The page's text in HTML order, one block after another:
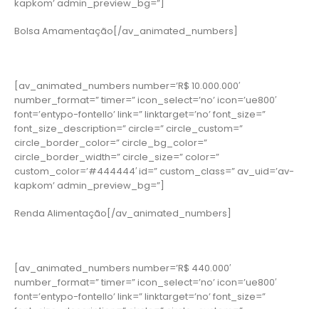
kapkom’ admin_preview_bg=”]
Bolsa Amamentação[/av_animated_numbers]
[av_animated_numbers number=’R$ 10.000.000′
number_format=” timer=” icon_select=’no’ icon=’ue800′
font=’entypo-fontello’ link=” linktarget=’no’ font_size=”
font_size_description=” circle=” circle_custom=”
circle_border_color=” circle_bg_color=”
circle_border_width=” circle_size=” color=”
custom_color=’#444444′ id=” custom_class=” av_uid=’av-
kapkom’ admin_preview_bg=”]
Renda Alimentação[/av_animated_numbers]
[av_animated_numbers number=’R$ 440.000′
number_format=” timer=” icon_select=’no’ icon=’ue800′
font=’entypo-fontello’ link=” linktarget=’no’ font_size=”